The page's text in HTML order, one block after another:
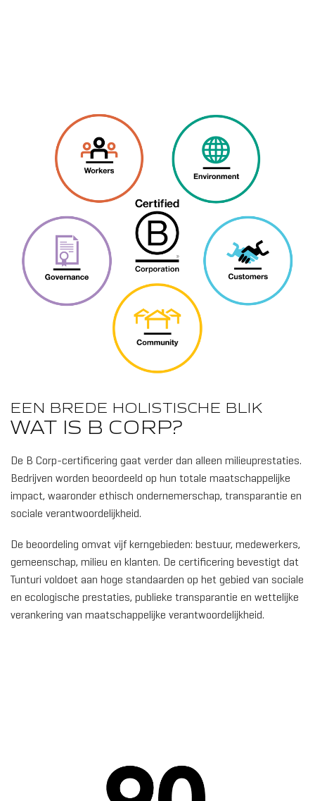
EEN BREDE HOLISTISCHE BLIK
WAT IS B CORP?
De B Corp-certificering gaat verder dan alleen milieuprestaties.
Bedrijven worden beoordeeld op hun totale maatschappelijke
impact, waaronder ethisch ondernemerschap, transparantie en
sociale verantwoordelijkheid.
De beoordeling omvat vijf kerngebieden: bestuur, medewerkers,
gemeenschap, milieu en klanten. De certificering bevestigt dat
Tunturi voldoet aan hoge standaarden op het gebied van sociale
en ecologische prestaties, publieke transparantie en wettelijke
verankering van maatschappelijke verantwoordelijkheid.